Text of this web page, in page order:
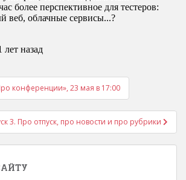
по записям
конференции», 23 мая в 17:00
3. Про отпуск, про новости и про рубрики